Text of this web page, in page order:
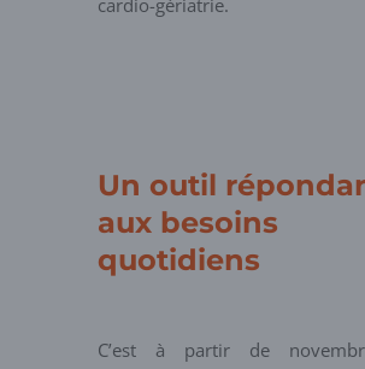
cardio-gériatrie.
Un outil
aux besoins
quotidiens
C’est à partir de